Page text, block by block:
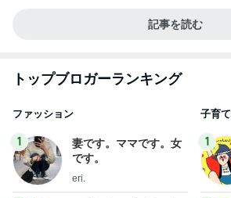
記事を読む
トップブロガーランキング
ファッション
1
妻です。ママです。女
です。
eri.
子育て
1